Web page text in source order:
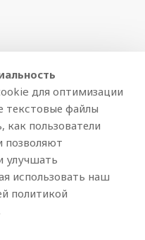
для оптимизации
текстовые файлы
как пользователи
позволяют
улучшать
использовать наш
политикой